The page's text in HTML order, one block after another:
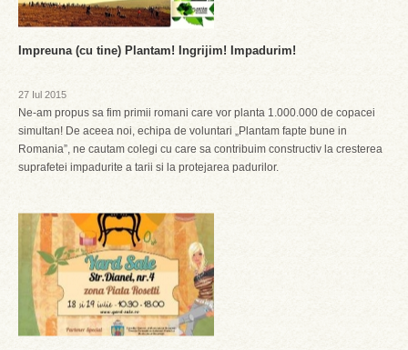
Impreuna (cu tine) Plantam! Ingrijim! Impadurim!
27 Iul 2015
Ne-am propus sa fim primii romani care vor planta 1.000.000 de copacei
simultan! De aceea noi, echipa de voluntari „Plantam fapte bune in
Romania”, ne cautam colegi cu care sa contribuim constructiv la cresterea
suprafetei impadurite a tarii si la protejarea padurilor.